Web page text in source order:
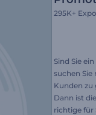
295K+
Sind Sie
suchen
Kunden zu
Dann ist
richtige für